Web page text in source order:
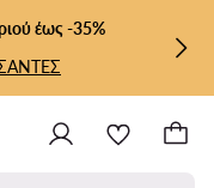
έως -35%